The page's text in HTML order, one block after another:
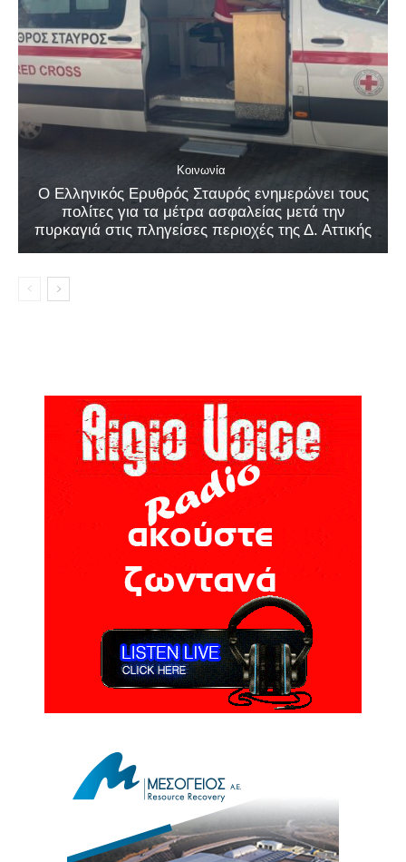
Κοινωνία
Ο Ελληνικός Ερυθρός Σταυρός ενημερώνει τους
πολίτες για τα μέτρα ασφαλείας μετά την
πυρκαγιά στις πληγείσες περιοχές της Δ. Αττικής